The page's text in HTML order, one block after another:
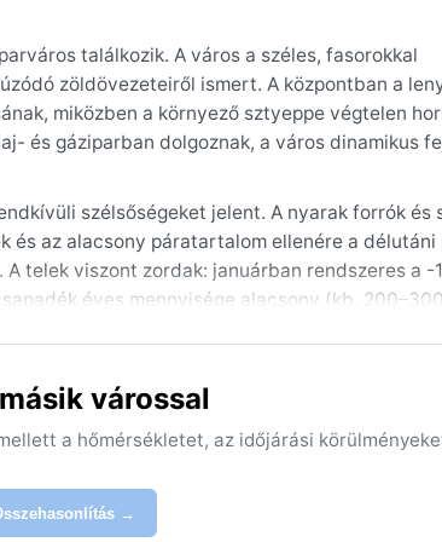
találkozik. A város a széles, fasorokkal
zöldövezeteiről ismert. A központban a
miközben a környező sztyeppe végtelen
és gáziparban dolgoznak, a város dinamikus
szélsőségeket jelent. A nyarak forrók és
és az alacsony páratartalom ellenére a délutáni
telek viszont zordak: januárban rendszeres a -
éves mennyisége alacsony (kb. 200–300
és a kora ősz (szeptember), amikor a nappali
időjárási jelensége a tavaszi, illetve kora
és a hóvihar, ami olykor megbéníthatja a
– a végtelen pusztaság és a városi élet
várossal
a hőmérsékletet, az időjárási
→